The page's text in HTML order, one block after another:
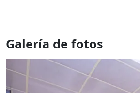
Galería de fotos